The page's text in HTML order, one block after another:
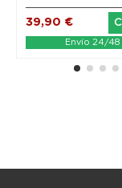
39,90 €
Envío 24/48